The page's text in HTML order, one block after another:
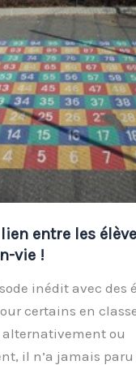
entre les
vie !
inédit avec des
certains en
ou
il n’a jamais paru